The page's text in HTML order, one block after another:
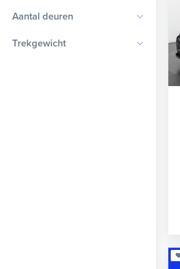
Elektrisch
Hybride benzine
Bestelauto
Chassis cabine
Aantal deuren
Trekgewicht